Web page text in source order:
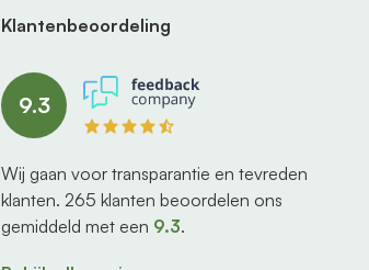
Klantenbeoordeling
9.3
Wij gaan voor transparantie en tevreden
klanten. 265 klanten beoordelen ons
gemiddeld met een 9.3.